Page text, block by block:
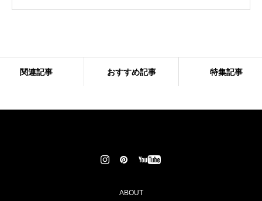
関連記事 おすすめ記事 特集記事
ABOUT